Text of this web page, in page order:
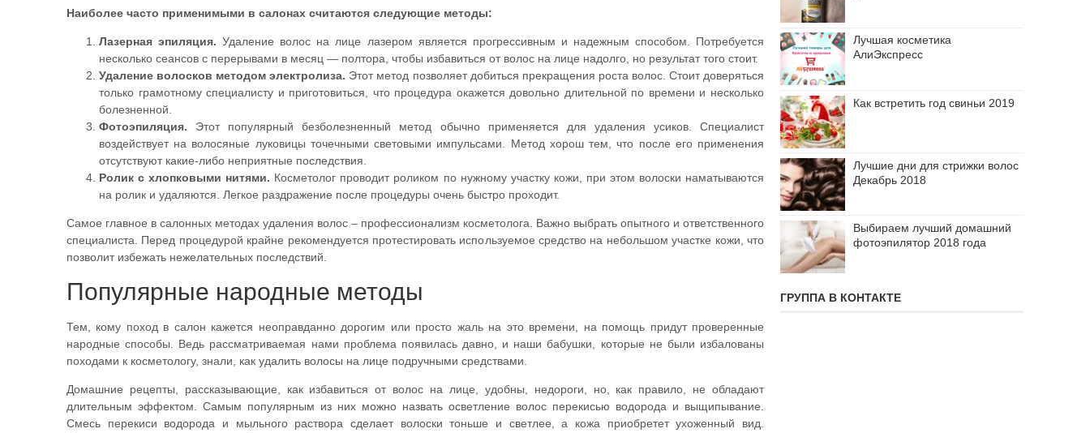
Наиболее часто применимыми в салонах считаются следующие методы:
Лазерная эпиляция. Удаление волос на лице лазером является прогрессивным и надежным способом. Потребуется
несколько сеансов с перерывами в месяц — полтора, чтобы избавиться от волос на лице надолго, но результат того стоит.
Удаление волосков методом электролиза. Этот метод позволяет добиться прекращения роста волос. Стоит доверяться
только грамотному специалисту и приготовиться, что процедура окажется довольно длительной по времени и несколько
болезненной.
Фотоэпиляция. Этот популярный безболезненный метод обычно применяется для удаления усиков. Специалист
воздействует на волосяные луковицы точечными световыми импульсами. Метод хорош тем, что после его применения
отсутствуют какие-либо неприятные последствия.
Ролик с хлопковыми нитями. Косметолог проводит роликом по нужному участку кожи, при этом волоски наматываются
на ролик и удаляются. Легкое раздражение после процедуры очень быстро проходит.
Самое главное в салонных методах удаления волос – профессионализм косметолога. Важно выбрать опытного и ответственного
специалиста. Перед процедурой крайне рекомендуется протестировать используемое средство на небольшом участке кожи, что
позволит избежать нежелательных последствий.
Популярные народные методы
Тем, кому поход в салон кажется неоправданно дорогим или просто жаль на это времени, на помощь придут проверенные
народные способы. Ведь рассматриваемая нами проблема появилась давно, и наши бабушки, которые не были избалованы
походами к косметологу, знали, как удалить волосы на лице подручными средствами.
Домашние рецепты, рассказывающие, как избавиться от волос на лице, удобны, недороги, но, как правило, не обладают
длительным эффектом. Самым популярным из них можно назвать осветление волос перекисью водорода и выщипывание.
Смесь перекиси водорода и мыльного раствора сделает волоски тоньше и светлее, а кожа приобретет ухоженный вид.
Лучшая косметика
АлиЭкспресс
Как встретить год свиньи 2019
Лучшие дни для стрижки волос
Декабрь 2018
Выбираем лучший домашний
фотоэпилятор 2018 года
ГРУППА В КОНТАКТЕ